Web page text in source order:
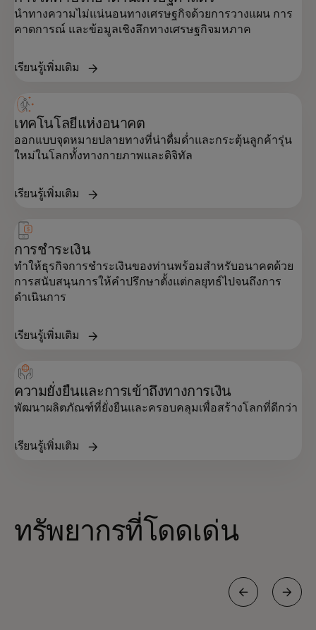
การสนับสนุนแบบครบวงจรในด้านกลยุทธ์
ออกแบบมาเพื่อเร่งการเติบโตและความยืดหยุ่น
นำทางความไม่แน่นอนทางเศรษฐกิจด้วยการวางแผน การ
คาดการณ์ และข้อมูลเชิงลึกทางเศรษฐกิจมหภาค
เรียนรู้เพิ่มเติม
เทคโนโลยีแห่งอนาคต
ออกแบบจุดหมายปลายทางที่น่าดื่มด่ำและกระตุ้นลูกค้ารุ่น
ใหม่ในโลกทั้งทางกายภาพและดิจิทัล
เรียนรู้เพิ่มเติม
การชำระเงิน
ทำให้ธุรกิจการชำระเงินของท่านพร้อมสำหรับอนาคตด้วย
การสนับสนุนการให้คำปรึกษาตั้งแต่กลยุทธ์ไปจนถึงการ
ดำเนินการ
เรียนรู้เพิ่มเติม
ความยั่งยืนและการเข้าถึงทางการเงิน
พัฒนาผลิตภัณฑ์ที่ยั่งยืนและครอบคลุมเพื่อสร้างโลกที่ดีกว่า
เรียนรู้เพิ่มเติม
ทรัพยากรที่โดดเด่น